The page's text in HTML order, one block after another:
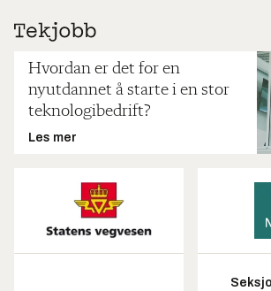
Hvordan er det for en
nyutdannet å starte i en stor
teknologibedrift?
Les mer